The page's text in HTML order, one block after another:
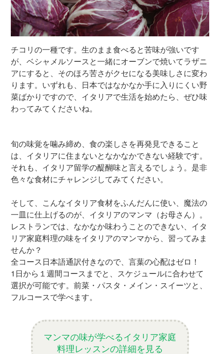
チコリの一種です。生のまま食べると苦味が強いです
が、ベシャメルソースと一緒にオーブンで焼いてラザニ
アにすると、そのほろ苦さがクセになる美味しさに変わ
ります。いずれも、日本ではなかなか手に入りにくい野
菜ばかりですので、イタリアで生活を始めたら、ぜひ味
わってみてくださいね。
旬の味覚を噛み締め、食の楽しさを再発見できること
は、イタリアに住まないとなかなかできない経験です。
それも、イタリア留学の醍醐味と言えるでしょう。是非
色々な食材にチャレンジしてみてください。
そして、こんなイタリア食材をふんだんに使い、魔法の
一皿に仕上げるのが、イタリアのマンマ（お母さん）。
レストランでは、なかなか味わうことのできない、イタ
リア家庭料理の味をイタリアのマンマから、習ってみま
せんか？
全コース日本語通訳付きなので、言葉の心配はゼロ！
1日から１週間コースまでと、スケジュールに合わせて
選択が可能です。前菜・パスタ・メイン・スイーツと、
フルコースで学べます。
マンマの味が学べるイタリア家庭
料理レッスンの詳細を見る